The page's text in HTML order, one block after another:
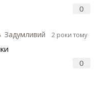
0
Задумливий 2 роки тому
0